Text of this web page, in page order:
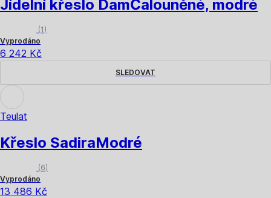
Jídelní křeslo DamČalouněné, modré
(1 )
Vyprodáno
6 242 Kč
SLEDOVAT
Teulat
Křeslo SadiraModré
(6)
Vyprodáno
13 486 Kč